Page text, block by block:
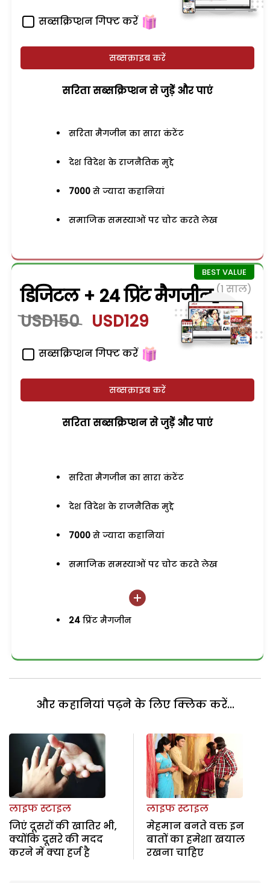
सब्सक्रिप्शन गिफ्ट करें
सब्सक्राइब करें
सरिता सब्सक्रिप्शन से जुड़ेें और पाएं
सरिता मैगजीन का सारा कंटेंट
देश विदेश के राजनैतिक मुद्दे
7000 से ज्यादा कहानियां
समाजिक समस्याओं पर चोट करते लेख
डिजिटल + 24 प्रिंट मैगजीन (1 साल)
USD150 USD129
सब्सक्रिप्शन गिफ्ट करें
सब्सक्राइब करें
सरिता सब्सक्रिप्शन से जुड़ेें और पाएं
सरिता मैगजीन का सारा कंटेंट
देश विदेश के राजनैतिक मुद्दे
7000 से ज्यादा कहानियां
समाजिक समस्याओं पर चोट करते लेख
24 प्रिंट मैगजीन
और कहानियां पढ़ने के लिए क्लिक करें...
लाइफ स्टाइल
जिएं दूसरों की खातिर भी,
क्योंकि दूसरे की मदद
करने में क्या हर्ज है
लाइफ स्टाइल
मेहमान बनते वक्त इन
बातों का हमेशा खयाल
रखना चाहिए